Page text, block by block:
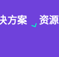
方案 资源